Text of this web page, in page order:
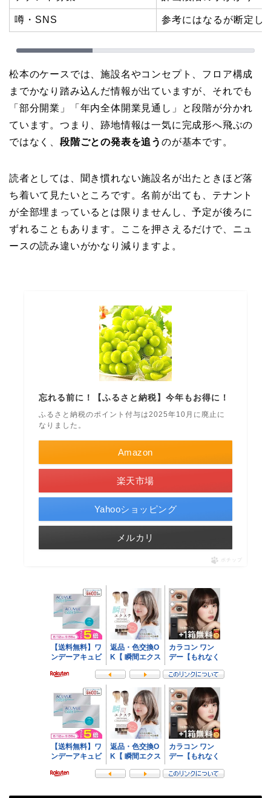
噂・SNS 参考にはなるが断定し
松本のケースでは、施設名やコンセプト、フロア構成
までかなり踏み込んだ情報が出ていますが、それでも
「部分開業」「年内全体開業見通し」と段階が分かれ
ています。つまり、跡地情報は一気に完成形へ飛ぶの
ではなく、 段階ごとの発表を追う のが基本です。
読者としては、聞き慣れない施設名が出たときほど落
ち着いて見たいところです。名前が出ても、テナント
が全部埋まっているとは限りませんし、予定が後ろに
ずれることもあります。ここを押さえるだけで、ニュ
ースの読み違いがかなり減りますよ。
忘れる前に！【ふるさと納税】今年もお得に！
ふるさと納税のポイント付与は2025年10月に廃止に
なりました。
Amazon
楽天市場
Yahooショッピング
メルカリ
ポチップ